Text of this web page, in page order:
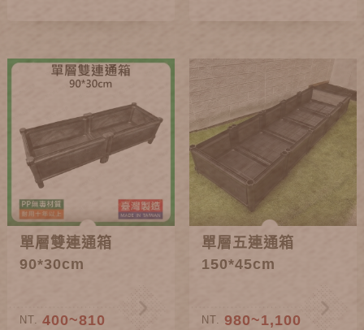
單層雙連通箱
90*30cm
NT. 400~810
單層五連通箱
150*45cm
NT. 980~1,100